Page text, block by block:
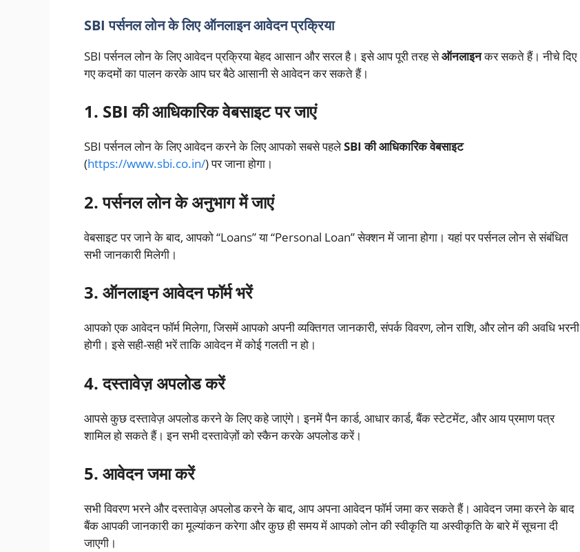
SBI पर्सनल लोन के लिए ऑनलाइन आवेदन प्रक्रिया
SBI पर्सनल लोन के लिए आवेदन प्रक्रिया बेहद आसान और सरल है। इसे आप पूरी तरह सेऑनलाइनकर सकते हैं। नीचे दिए
गए कदमों का पालन करके आप घर बैठे आसानी से आवेदन कर सकते हैं।
1. SBI की आधिकारिक वेबसाइट पर जाएं
SBI पर्सनल लोन के लिए आवेदन करने के लिए आपको सबसे पहलेSBI की आधिकारिक वेबसाइट
(https://www.sbi.co.in/) पर जाना होगा।
2. पर्सनल लोन के अनुभाग में जाएं
वेबसाइट पर जाने के बाद, आपको “Loans” या “Personal Loan” सेक्शन में जाना होगा। यहां पर पर्सनल लोन से संबंधित
सभी जानकारी मिलेगी।
3. ऑनलाइन आवेदन फॉर्म भरें
आपको एक आवेदन फॉर्म मिलेगा, जिसमें आपको अपनी व्यक्तिगत जानकारी, संपर्क विवरण, लोन राशि, और लोन की अवधि भरनी
होगी। इसे सही-सही भरें ताकि आवेदन में कोई गलती न हो।
4. दस्तावेज़ अपलोड करें
आपसे कुछ दस्तावेज़ अपलोड करने के लिए कहे जाएंगे। इनमें पैन कार्ड, आधार कार्ड, बैंक स्टेटमेंट, और आय प्रमाण पत्र
शामिल हो सकते हैं। इन सभी दस्तावेज़ों को स्कैन करके अपलोड करें।
5. आवेदन जमा करें
सभी विवरण भरने और दस्तावेज़ अपलोड करने के बाद, आप अपना आवेदन फॉर्म जमा कर सकते हैं। आवेदन जमा करने के बाद
बैंक आपकी जानकारी का मूल्यांकन करेगा और कुछ ही समय में आपको लोन की स्वीकृति या अस्वीकृति के बारे में सूचना दी
जाएगी।